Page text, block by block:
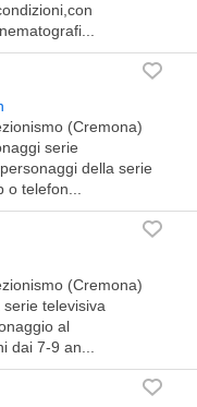
(Cremona)
serie
della serie
telefon...
(Cremona)
televisiva
al
dai 7-9 an...